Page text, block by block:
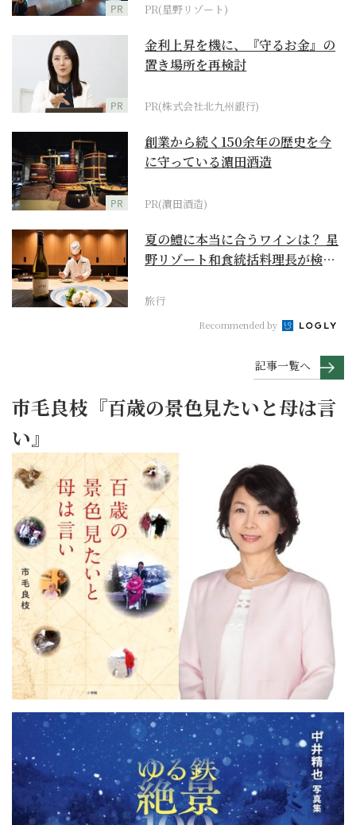
PR PR(星野リゾート)
PR
金利上昇を機に、『守るお金』の
置き場所を再検討
PR(株式会社北九州銀行)
PR
創業から続く150余年の歴史を今
に守っている濵田酒造
PR(濵田酒造)
夏の鱧に本当に合うワインは？ 星
野リゾート和食統括料理長が検証
旅行
Recommended by
記事一覧へ
市毛良枝『百歳の景色見たいと母は言
い』